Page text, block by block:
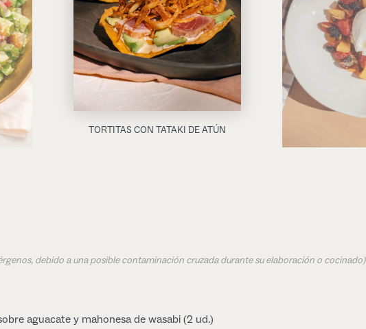
TORTITAS CON TATAKI DE ATÚN
debido a una posible contaminación cruzada durante su elaboración o cocinado)
aguacate y mahonesa de wasabi (2 ud.)